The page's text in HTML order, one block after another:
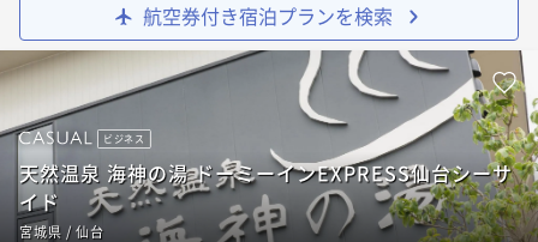
航空券付き宿泊プランを検索
ビジネス
天然温泉 海神の湯 ドーミーインEXPRESS仙台シーサ
イド
宮城県 / 仙台